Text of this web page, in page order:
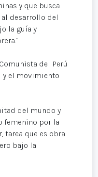
y que busca
desarrollo del
la guía y
del Perú
y el movimiento
del mundo y
femenino por la
tarea que es obra
bajo la